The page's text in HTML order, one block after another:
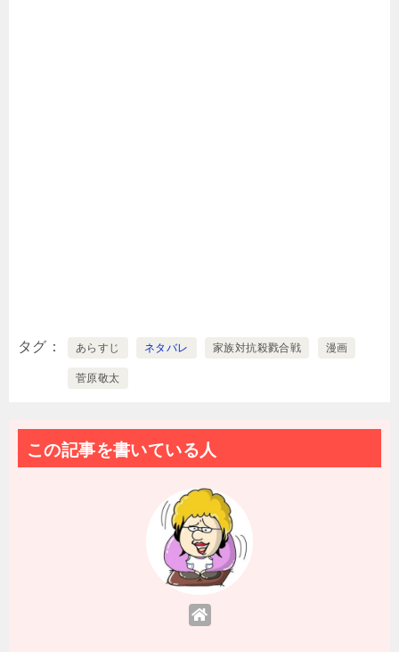
タグ あらすじ ネタバレ 家族対抗殺戮合戦 漫画
菅原敬太
この記事を書いている人